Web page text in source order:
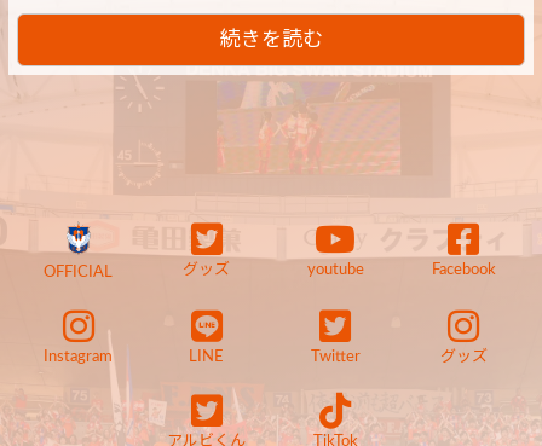
続きを読む
OFFICIAL グッズ youtube Facebook
Instagram LINE Twitter グッズ
アルビくん TikTok